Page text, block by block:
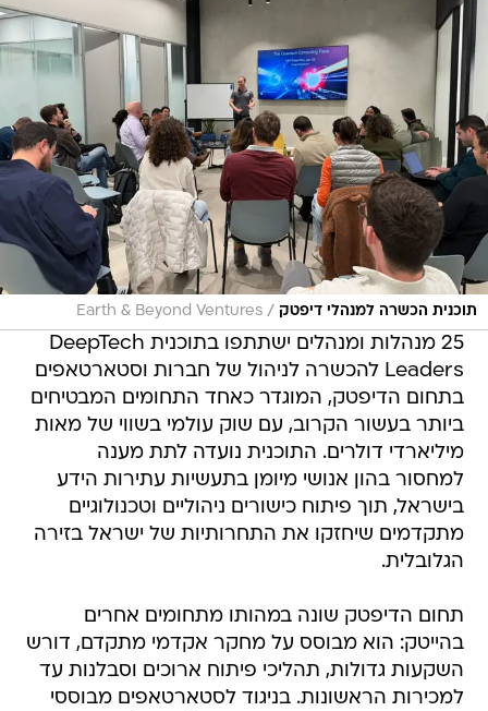
תוכנית הכשרה למנהלי דיפטק /
Earth & Beyond Ventures
25 מנהלות ומנהלים ישתתפו בתוכנית DeepTech
Leaders להכשרה לניהול של חברות וסטארטאפים
בתחום הדיפטק, המוגדר כאחד התחומים המבטיחים
ביותר בעשור הקרוב, עם שוק עולמי בשווי של מאות
מיליארדי דולרים. התוכנית נועדה לתת מענה
למחסור בהון אנושי מיומן בתעשיות עתירות הידע
בישראל, תוך פיתוח כישורים ניהוליים וטכנולוגיים
מתקדמים שיחזקו את התחרותיות של ישראל בזירה
הגלובלית.
תחום הדיפטק שונה במהותו מתחומים אחרים
בהייטק: הוא מבוסס על מחקר אקדמי מתקדם, דורש
השקעות גדולות, תהליכי פיתוח ארוכים וסבלנות עד
למכירות הראשונות. בניגוד לסטארטאפים מבוססי